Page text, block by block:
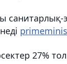
27%